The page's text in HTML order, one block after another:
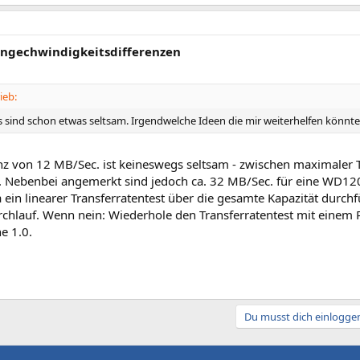
sind schon etwas seltsam. Irgendwelche Ideen die mir weiterhelfen
von 12 MB/Sec. ist keineswegs seltsam - zwischen
Nebenbei angemerkt sind jedoch ca. 32 MB/Sec. für eine
ein linearer Transferratentest über die gesamte Kapazität
Wenn nein: Wiederhole den Transferratentest mit einem
1.0.
Du musst dich